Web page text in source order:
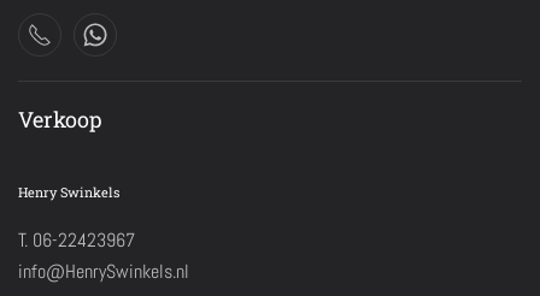
Verkoop
Henry Swinkels
T. 06-22423967
info@HenrySwinkels.nl